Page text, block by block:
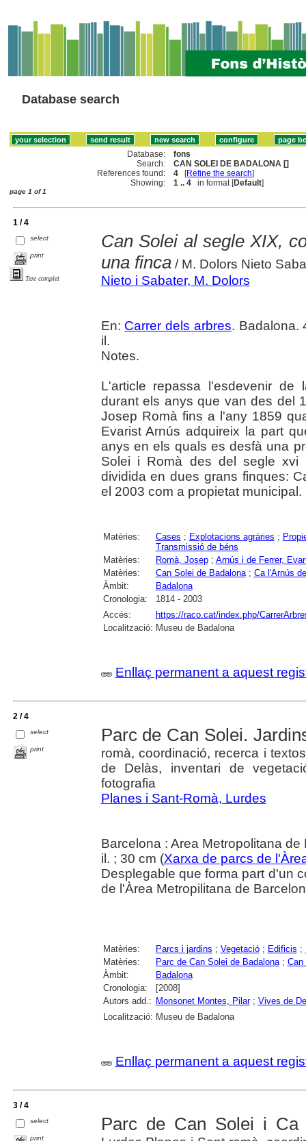
Database search
Database:
fons
Search:
CAN SOLEI DE BADALONA []
References found:
4 [Refine the search]
Showing:
1 .. 4 in format [Default]
page 1 of 1
1 / 4
select
print
Text complet
Can Solei al segle XIX,
una finca/ M. Dolors Nieto
Nieto i Sabater, M. Dolors
En: Carrer dels arbres. Badalona.
il.
Notes.
L'article repassa l'esdevenir
durant els anys que van des del
Josep Romà fins a l'any 1859
Evarist Arnús adquireix la part
anys en els quals es desfà una
Solei i Romà des del segle
dividida en dues grans finques:
el 2003 com a propietat municipal.
Matèries: Cases ; Explotacions agràries ;
Transmissió de béns
Matèries:
Romà, Josep; Arnús i de Ferrer,
Matèries:
Can Solei de Badalona; Ca l'Arnús
Àmbit:
Badalona
Cronologia:
1814 - 2003
Accés:
https://raco.cat/index.php/
Localització: Museu de Badalona
Enllaç permanent a aquest
2 / 4
select
print
Parc de Can Solei.
romà, coordinació, recerca i
de Delàs, inventari de
fotografia
Planes i Sant-Romà, Lurdes
Barcelona : Area Metropolitana de
il. ; 30 cm (Xarxa de parcs de
Desplegable que forma part d'un
de l'Àrea Metropilitana de
Matèries: Parcs i jardins ; Vegetació; Edificis ;
Matèries:
Parc de Can Solei de Badalona; Can
Àmbit:
Badalona
Cronologia:
[2008]
Autors add.: Monsonet Montes, Pilar; Vives de
Localització: Museu de Badalona
Enllaç permanent a aquest
3 / 4
select
print
Parc de Can Solei i Ca